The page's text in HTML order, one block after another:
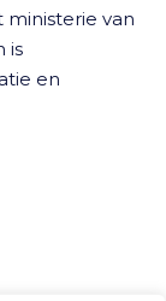
ministerie van
is
en